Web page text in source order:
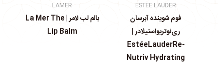
ESTEE LAUDER
فوم شوینده آبرسان
ری‌نوتریواستیلادر |
EstéeLauderRe-
Nutriv Hydrating
LAMER
بالم لب لامر | La Mer The
Lip Balm